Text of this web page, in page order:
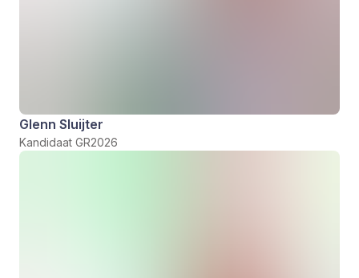
Glenn Sluijter
Kandidaat GR2026